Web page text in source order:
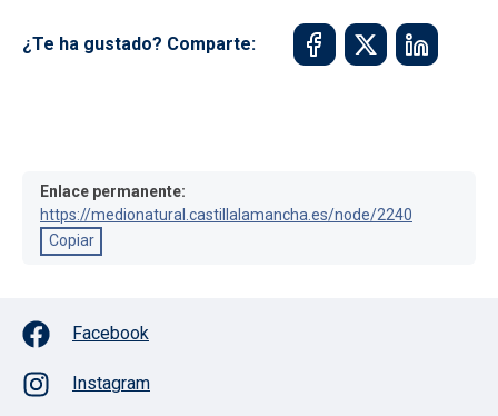
¿Te ha gustado? Comparte:
Enlace permanente:
https://medionatural.castillalamancha.es/node/2240
Copiar
Facebook
Instagram